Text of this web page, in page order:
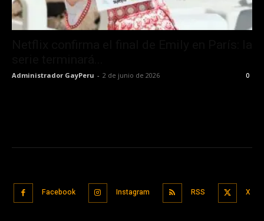
Administrador GayPeru - 2 de junio de 2026 0
Facebook Instagram RSS X